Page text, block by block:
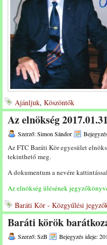
Ajánljuk, Köszöntők
Az elnökség
Szerző: Simon Sándor
Az FTC Baráti Kör egyesület
tekinthető meg.
A dokumentum a nevére
Az elnökség ülésének
Baráti Kör - Közgyűlési
Baráti körök
Szerző: SzB Bejegyzés ideje: